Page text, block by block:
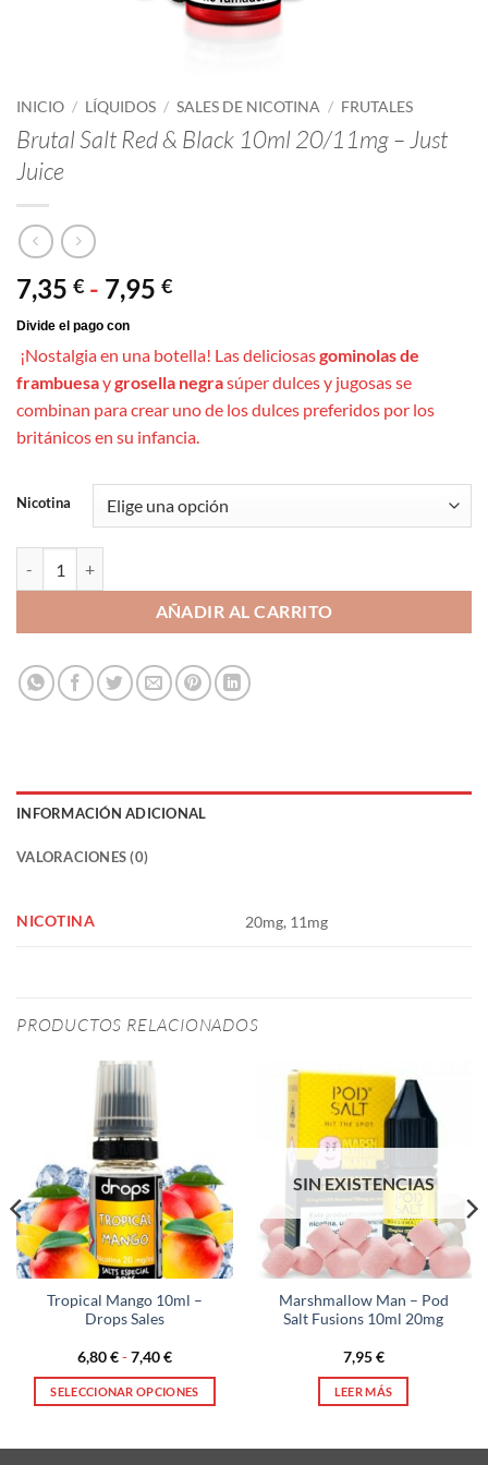
INICIO / LÍQUIDOS / SALES DE NICOTINA / FRUTALES
Brutal Salt Red & Black 10ml 20/11mg – Just
Juice
7,35 € - 7,95 €Rango
desde
7,35 €
hasta
7,95 €
¡Nostalgia en una botella! Las deliciosasgominolas de
frambuesaygrosella negrasúper dulces y jugosas se
combinan para crear uno de los dulces preferidos por los
británicos en su infancia.
Nicotina
AÑADIR AL CARRITO
INFORMACIÓN ADICIONAL
VALORACIONES (0)
NICOTINA 20mg, 11mg
PRODUCTOS RELACIONADOS
Tropical Mango 10ml –
Drops Sales
6,80€-7,40€Rango
precios:
desde
SELECCIONAR OPCIONES
SIN EXISTENCIAS
Marshmallow Man – Pod
Salt Fusions 10ml 20mg
7,95€
LEER MÁS